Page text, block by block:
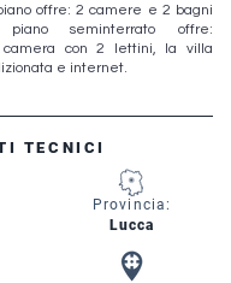
offre: 2 camere e 2 bagni
seminterrato offre:
camera con 2 lettini, la villa
e internet.
TECNICI
Lucca
Provincia: